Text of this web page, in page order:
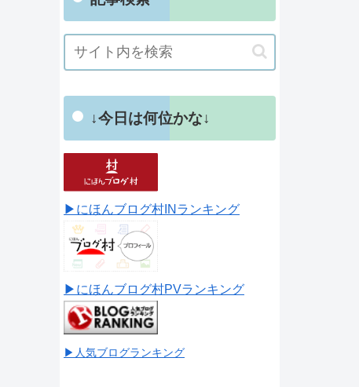
↓今日は何位かな↓
▶にほんブログ村INランキング
▶にほんブログ村PVランキング
▶人気ブログランキング